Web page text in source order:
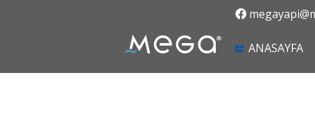
ANASAYFA